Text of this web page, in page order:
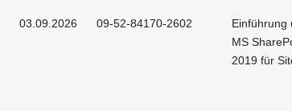
03.09.2026 09-52-84170-2602
Einführung
MS
2019 für